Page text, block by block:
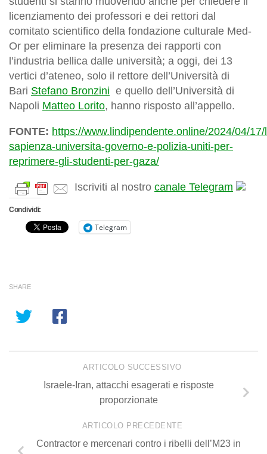
licenziamento dei professori e dei rettori dal
comitato scientifico della fondazione culturale Med-
Or per eliminare la presenza dei rapporti con
l’industria bellica dalle università; a oggi, dei 13
vertici d’ateneo, solo il rettore dell’Università di
Bari Stefano Bronzini e quello dell’Università di
Napoli Matteo Lorito, hanno risposto all’appello.
FONTE: https://www.lindipendente.online/2024/04/17/
sapienza-universita-governo-e-polizia-uniti-per-
reprimere-gli-studenti-per-gaza/
Iscriviti al nostro canale Telegram
Condividi:
Telegram
SHARE
ARTICOLO SUCCESSIVO
Israele-Iran, attacchi esagerati e risposte
proporzionate
ARTICOLO PRECEDENTE
Contractor e mercenari contro i ribelli dell’M23 in